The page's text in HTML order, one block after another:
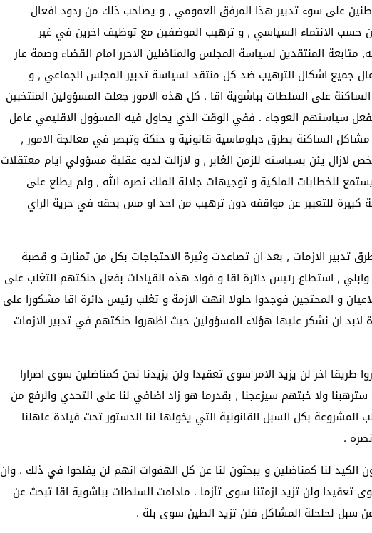
على سوء تدبير هذا المرفق العمومي , و يصاحب ذلك من ردود افعال
حسب الانتماء السياسي , و ترهيب الموضفين مع توظيف اخرين في غير
متابعة المنتقدين لسياسة المجلس والمناضلين الاحرر امام القضاء وصمة عار
جميع اشكال الترهيب ضد كل منتقد لسياسة تدبير المجلس الجماعي , و
على السلطات بباشوية اقا . كل هذه الامور جعلت المسؤولين المنتخبين
سياستهم العوجاء . ففي الوقت الذي يحاول فيه المسؤول الاقليمي عامل
مشاكل الساكنة بطرق دبلوماسية قانونية و حنكة وتبصر في معالجة الامور ,
لازال يئن بسياسته للزمن الغابر , و لازالت لديه عقلية مسؤولي ايام معتقلات
للخطابات الملكية و توجيهات جلالة الملك نصره الله , ولم يطلع على
مساحة كبيرة للتعبير عن مواقفه دون ترهيب من احد او مس بحقه في حرية الراي
تدبير الازمات , بعد ان تصاعدت وثيرة الاحتجاجات بكل من تمنارت و قصبة
, استطاع رئيس دائرة اقا و قواد هذه القيادات بفعل حنكتهم التغلب على
و المحتجين فوجدوا حلولا انهت الازمة و تغلب رئيس دائرة اقا مشكورا على
ان نشكر عليها هؤلاء المسؤولين حيث اظهروا حنكتهم في تدبير الازمات
طريقا اخر لن يزيد الامر سوى تعقيدا ولن يزيدنا نحن كمناضلين سوى اصرارا
ولا خبتهم سيزعجنا , بقدرما هو زاد اضافي لنا على التحدي والرفع من
بكل السبل القانونية التي يخولها لنا الدستور تحت قيادة عاهلنا
.
الكيد لنا كمناضلين و يبحثون لنا عن كل الهفوات انهم لن يفلحوا في ذلك . وان
تعقيدا ولن تزيد ازمتنا سوى تأزما . مادامت السلطات بباشوية اقا تبحث عن
سبل لحلحلة المشاكل فلن تزيد الطين سوى بلة .